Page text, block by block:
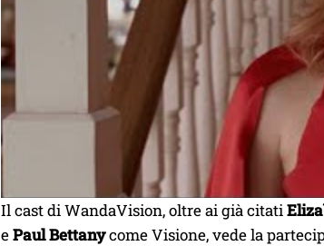
Il cast di WandaVision, oltre ai già citati
ePaul Bettanycome Visione, vede la